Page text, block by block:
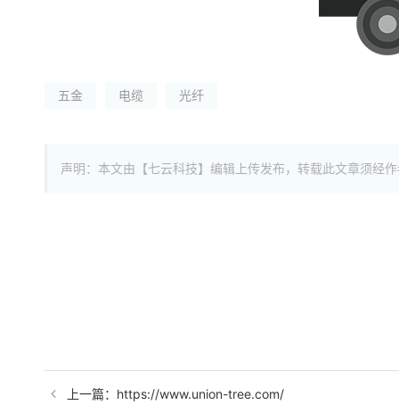
五金 电缆 光纤
声明：本文由【七云科技】编辑上传发布，转载此文章须经
上一篇：https://www.union-tree.com/